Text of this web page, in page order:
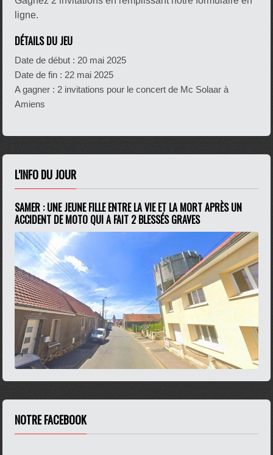
ligne.
DÉTAILS DU JEU
Date de début : 20 mai 2025
Date de fin : 22 mai 2025
A gagner : 2 invitations pour le concert de Mc Solaar à
Amiens
L'INFO DU JOUR
SAMER : UNE JEUNE FILLE ENTRE LA VIE ET LA MORT APRÈS UN
ACCIDENT DE MOTO QUI A FAIT 2 BLESSÉS GRAVES
NOTRE FACEBOOK